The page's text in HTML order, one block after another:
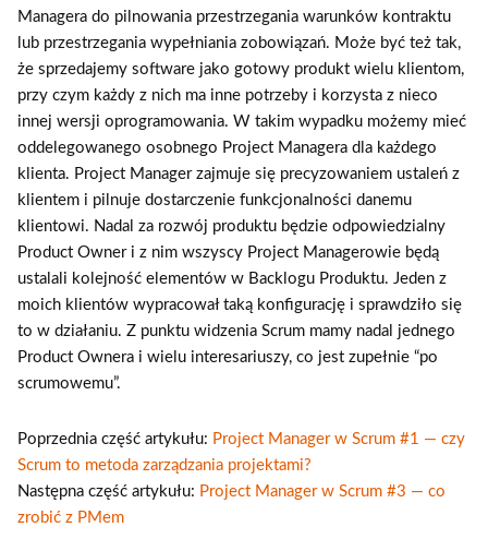
Managera do pilnowania przestrzegania warunków kontraktu
lub przestrzegania wypełniania zobowiązań. Może być też tak,
że sprzedajemy software jako gotowy produkt wielu klientom,
przy czym każdy z nich ma inne potrzeby i korzysta z nieco
innej wersji oprogramowania. W takim wypadku możemy mieć
oddelegowanego osobnego Project Managera dla każdego
klienta. Project Manager zajmuje się precyzowaniem ustaleń z
klientem i pilnuje dostarczenie funkcjonalności danemu
klientowi. Nadal za rozwój produktu będzie odpowiedzialny
Product Owner i z nim wszyscy Project Managerowie będą
ustalali kolejność elementów w Backlogu Produktu. Jeden z
moich klientów wypracował taką konfigurację i sprawdziło się
to w działaniu. Z punktu widzenia Scrum mamy nadal jednego
Product Ownera i wielu interesariuszy, co jest zupełnie “po
scrumowemu”.
Poprzednia część artykułu: Project Manager w Scrum #1 — czy
Scrum to metoda zarządzania projektami?
Następna część artykułu: Project Manager w Scrum #3 — co
zrobić z PMem